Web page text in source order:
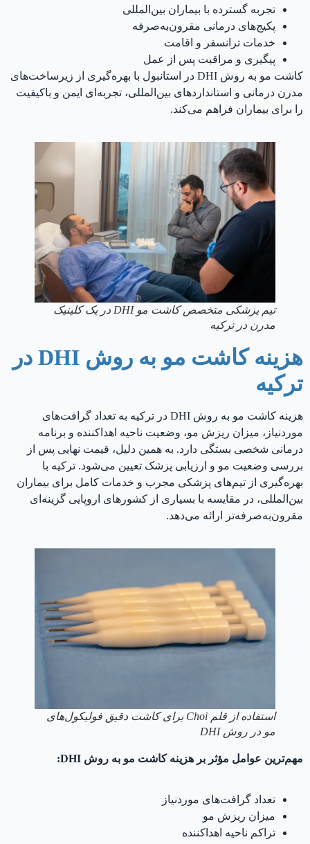
تجربه گسترده با بیماران بین‌المللی
پکیج‌های درمانی مقرون‌به‌صرفه
خدمات ترانسفر و اقامت
پیگیری و مراقبت پس از عمل
کاشت مو به روش DHI در استانبول با بهره‌گیری از زیرساخت‌های
مدرن درمانی و استانداردهای بین‌المللی، تجربه‌ای ایمن و باکیفیت
را برای بیماران فراهم می‌کند.
تیم پزشکی متخصص کاشت مو DHI در یک کلینیک
مدرن در ترکیه
هزینه کاشت مو به روش DHI در
ترکیه
هزینه کاشت مو به روش DHI در ترکیه به تعداد گرافت‌های
موردنیاز، میزان ریزش مو، وضعیت ناحیه اهداکننده و برنامه
درمانی شخصی بستگی دارد. به همین دلیل، قیمت نهایی پس از
بررسی وضعیت مو و ارزیابی پزشک تعیین می‌شود. ترکیه با
بهره‌گیری از تیم‌های پزشکی مجرب و خدمات کامل برای بیماران
بین‌المللی، در مقایسه با بسیاری از کشورهای اروپایی گزینه‌ای
مقرون‌به‌صرفه‌تر ارائه می‌دهد.
استفاده از قلم Choi برای کاشت دقیق فولیکول‌های
مو در روش DHI
مهم‌ترین عوامل مؤثر بر هزینه کاشت مو به روش DHI:
تعداد گرافت‌های موردنیاز
میزان ریزش مو
تراکم ناحیه اهداکننده